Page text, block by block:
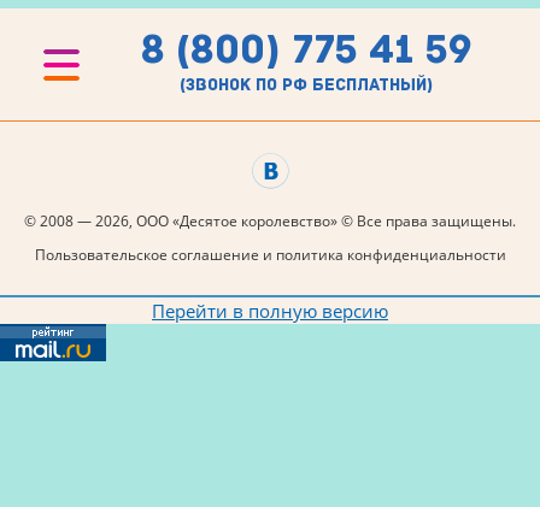
8 (800) 775 41 59
(звонок по рф бесплатный)
© 2008 — 2026, ООО «Десятое королевство» © Все права защищены.
Пользовательское соглашение и политика конфиденциальности
Перейти в полную версию